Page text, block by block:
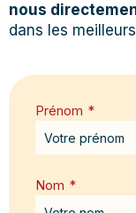
nous
dans les
Prénom *
Nom *